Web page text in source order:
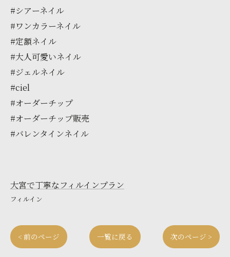
#シアーネイル
#ワンカラーネイル
#定額ネイル
#大人可愛いネイル
#ジェルネイル
#ciel
#オーダーチップ
#オーダーチップ販売
#バレンタインネイル
大宮で丁寧なフィルインプラン
フィルイン
< 前のページ 一覧に戻る 次のページ >